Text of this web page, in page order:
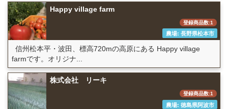
Happy village farm
登録商品数:1
農場: 長野県松本市
信州松本平・波田、標高720mの高原にある Happy village
farmです。オリジナ...
株式会社 リーキ
登録商品数:1
農場: 徳島県阿波市